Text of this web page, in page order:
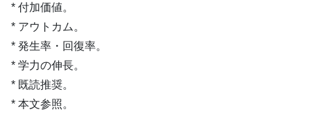
* 付加価値。
* アウトカム。
* 発生率・回復率。
* 学力の伸長。
* 既読推奨。
* 本文参照。